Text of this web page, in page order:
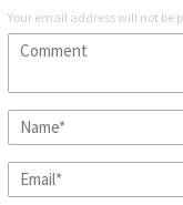
Your email address will not be